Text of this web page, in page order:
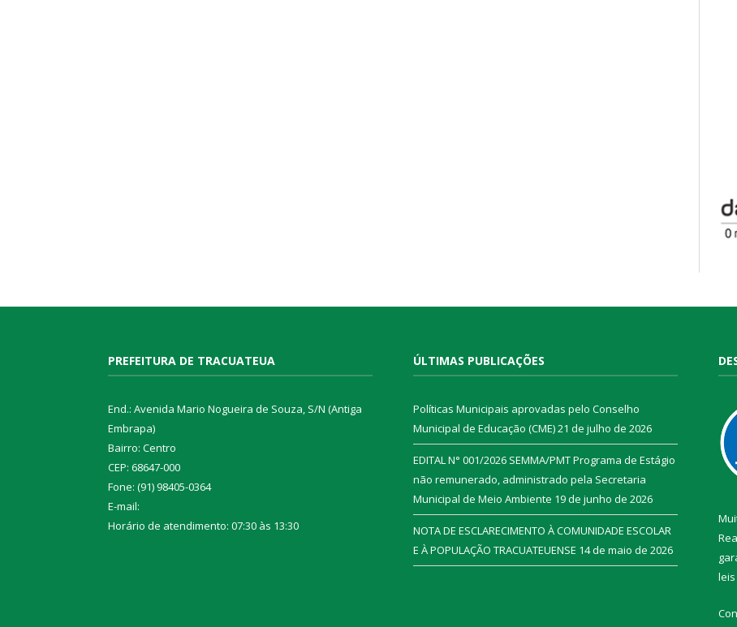
PREFEITURA DE TRACUATEUA
End.: Avenida Mario Nogueira de Souza, S/N (Antiga
Embrapa)
Bairro: Centro
CEP: 68647-000
Fone: (91) 98405-0364
E-mail:
Horário de atendimento: 07:30 às 13:30
ÚLTIMAS PUBLICAÇÕES
Políticas Municipais aprovadas pelo Conselho
Municipal de Educação (CME)21 de julho de 2026
EDITAL N° 001/2026 SEMMA/PMT Programa de Estágio
não remunerado, administrado pela Secretaria
Municipal de Meio Ambiente 19 de junho de 2026
NOTA DE ESCLARECIMENTO À COMUNIDADE ESCOLAR
E À POPULAÇÃO TRACUATEUENSE 14 de maio de 2026